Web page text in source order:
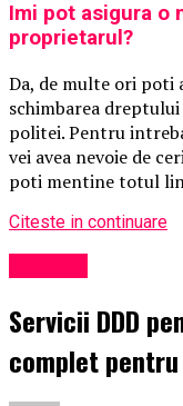
Imi pot asigura o
proprietarul?
Da, de multe ori poti
schimbarea
politei. Pentru
vei avea nevoie de
poti mentine totul
Citeste in continuare
Servicii DDD
complet